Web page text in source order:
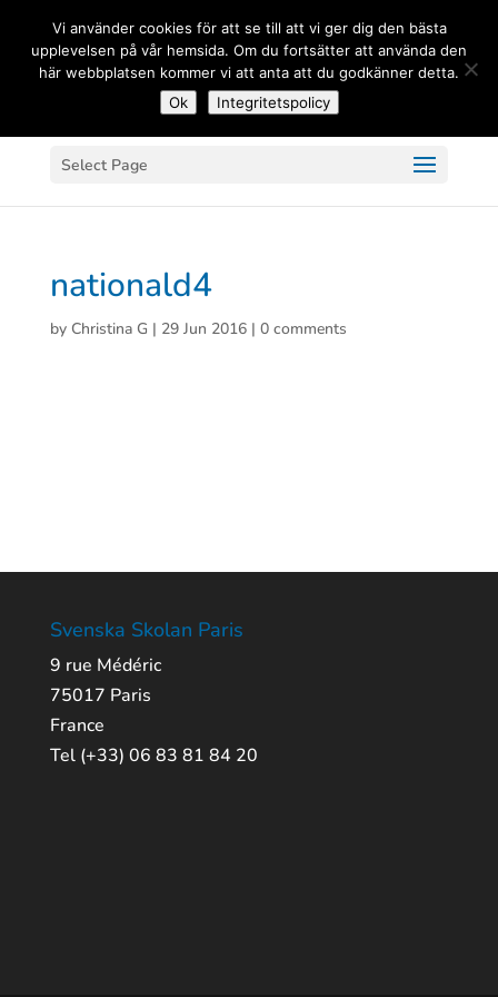
Select Page
nationald4
by Christina G | 29 Jun 2016| 0 comments
Svenska Skolan Paris
9 rue Médéric
75017 Paris
France
Tel (+33) 06 83 81 84 20
Vi använder cookies för att se till att vi ger dig den bästa
upplevelsen på vår hemsida. Om du fortsätter att använda den
här webbplatsen kommer vi att anta att du godkänner detta.
Ok
Integritetspolicy